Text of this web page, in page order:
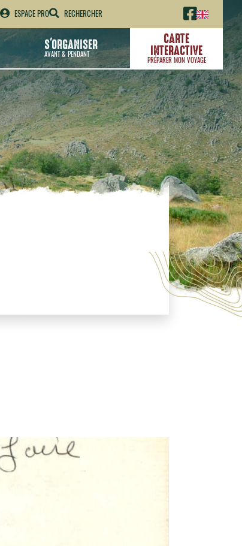
ESPACE PRO RECHERCHER
S'ORGANISER
AVANT & PENDANT
CARTE
INTERACTIVE
PRÉPARER MON VOYAGE